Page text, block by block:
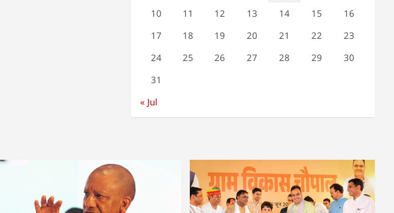
10
11 12 13 14 15
16
17
18 19 20 21 22
23
24
25 26 27 28 29
30
31
« Jul